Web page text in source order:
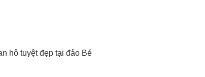
hô tuyệt đẹp tại đảo Bé